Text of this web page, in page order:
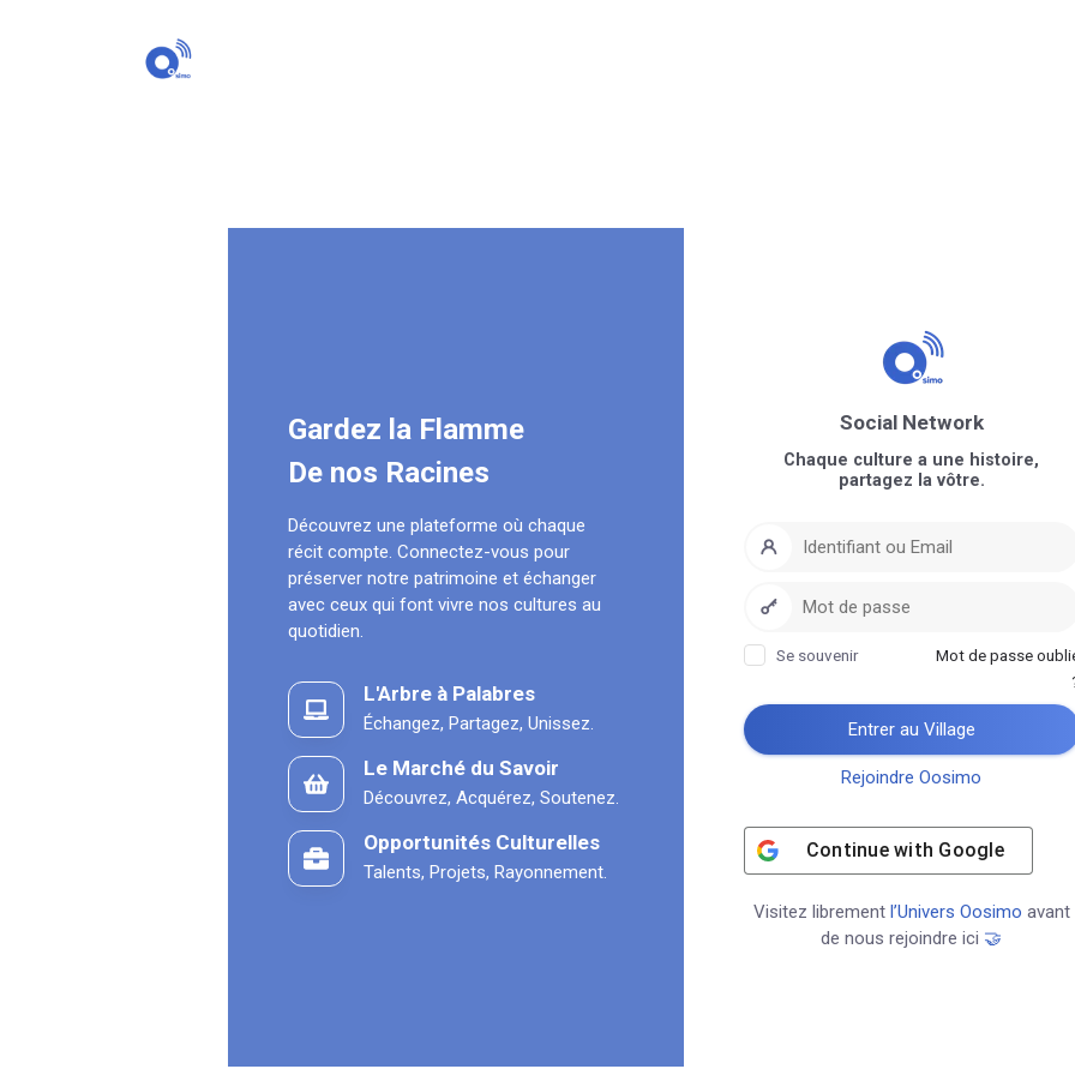
Gardez la Flamme
De nos Racines
Découvrez une plateforme où chaque
récit compte. Connectez-vous pour
préserver notre patrimoine et échanger
avec ceux qui font vivre nos cultures au
quotidien.
L'Arbre à Palabres
Échangez, Partagez, Unissez.
Le Marché du Savoir
Découvrez, Acquérez, Soutenez.
Opportunités Culturelles
Talents, Projets, Rayonnement.
Social Network
Chaque culture a une histoire,
partagez la vôtre.
Se souvenir
Mot de passe
Entrer au Village
Rejoindre Oosimo
Continue with Google
Visitez librement l’Univers Oosimo avant
de nous rejoindre ici 🤝